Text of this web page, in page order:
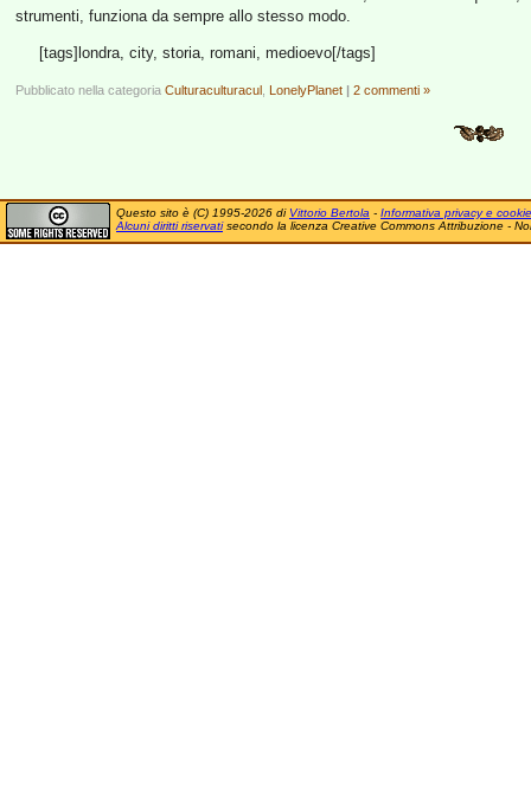
strumenti, funziona da sempre allo stesso modo.
[tags]londra, city, storia, romani, medioevo[/tags]
Pubblicato nella categoria Culturaculturacul LonelyPlanet | 2 commenti »
Questo sito è (C) 1995-2026 di Vittorio Bertola - Informativa privacy e cookie
Alcuni diritti riservatisecondo la licenza Creative Commons Attribuzione -